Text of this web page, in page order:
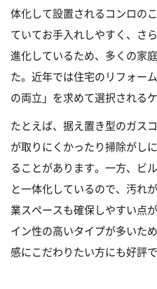
体化して設置されるコンロの
ていてお手入れしやすく、さ
進化しているため、多くの家
た。近年では住宅のリフォー
の両立」を求めて選択される
たとえば、据え置き型のガス
が取りにくかったり掃除がし
ることがあります。一方、ビ
と一体化しているので、汚れ
業スペースも確保しやすい点
イン性の高いタイプが多いた
感にこだわりたい方にも好評で